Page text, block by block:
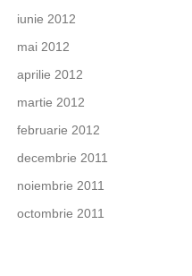
iunie 2012
mai 2012
aprilie 2012
martie 2012
februarie 2012
decembrie 2011
noiembrie 2011
octombrie 2011